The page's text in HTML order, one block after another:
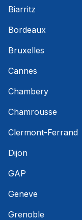
Biarritz
Bordeaux
Bruxelles
Cannes
Chambery
Chamrousse
Clermont-Ferrand
Dijon
GAP
Geneve
Grenoble